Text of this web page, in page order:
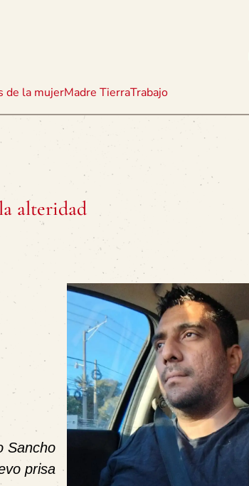
de la mujerMadre TierraTrabajo
alteridad
Sancho
prisa